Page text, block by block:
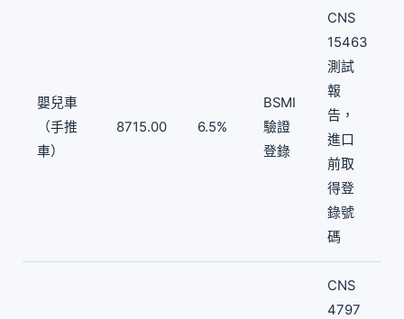
嬰兒車
（手推
車）
8715.00 6.5%
BSMI
驗證
登錄
CNS
15463
測試
報
告，
進口
前取
得登
錄號
碼
CNS
4797